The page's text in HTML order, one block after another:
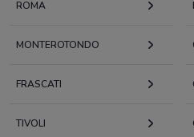
ROMA
MONTEROTONDO
FRASCATI
TIVOLI